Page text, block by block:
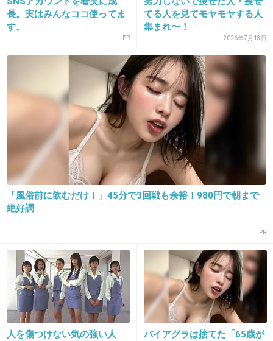
17. 立花エリコ 2015/10/31(土) 16:38:54
ぜんぜ〜ん♡
わたしパッチリ二重なんだけど。やっぱ二重は、いいよ〜
+134
2015/10/31(土) 16:39:14
りょうさんみたいな顔だったら憧れる
出典：up.gc-img.net
+437 -396
男性は一重がタイプ
+218 -245
20. 匿名2015/10/31(土) 16:39:39
長。実はみんなココ使ってま
す。
PR
てる人を見てモヤモヤする人
集まれ〜！
2026年7月13日
「風俗前に飲むだけ！」45分で3回戦も余裕！980円で朝まで
絶好調
PR
人を傷つけない気の強い人
バイアグラは捨てた「65歳が